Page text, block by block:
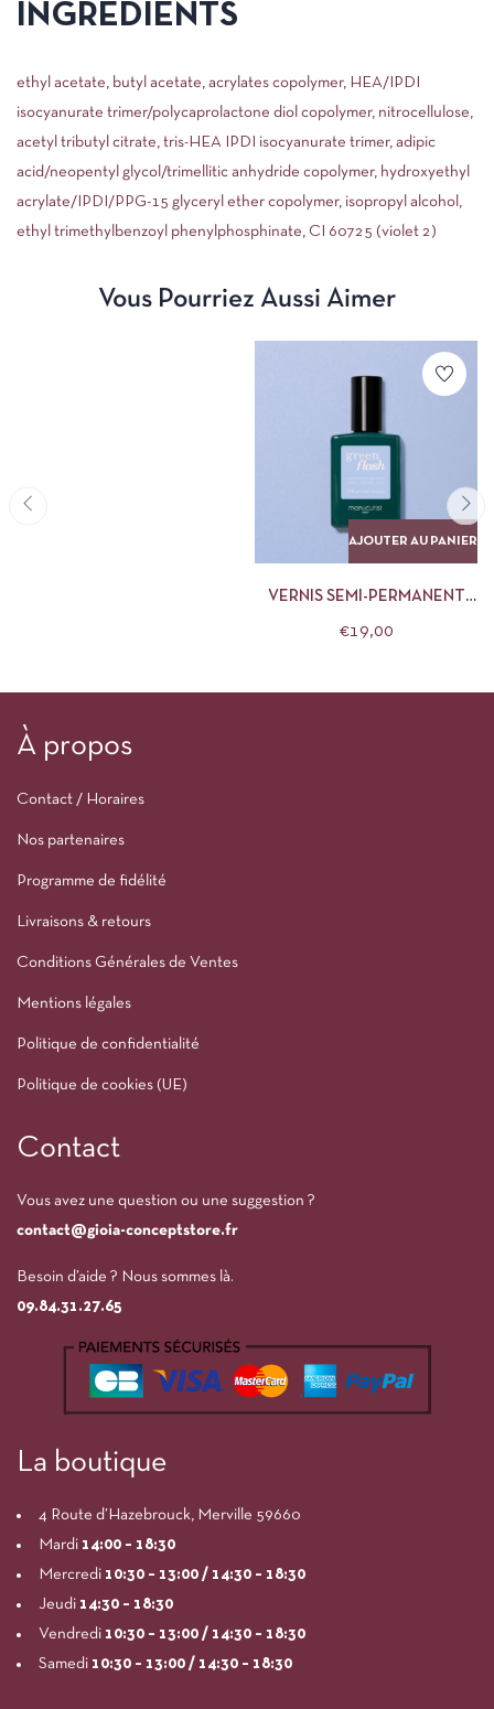
INGRÉDIENTS
ethyl acetate, butyl acetate, acrylates copolymer, HEA/IPDI
isocyanurate trimer/polycaprolactone diol copolymer, nitrocellulose,
acetyl tributyl citrate, tris-HEA IPDI isocyanurate trimer, adipic
acid/neopentyl glycol/trimellitic anhydride copolymer, hydroxyethyl
acrylate/IPDI/PPG-15 glyceryl ether copolymer, isopropyl alcohol,
ethyl trimethylbenzoyl phenylphosphinate, CI 60725 (violet 2)
Vous Pourriez Aussi Aimer
AJOUTER AU PANIER
VERNIS SEMI-PERMANENT
€19,00
À propos
Contact / Horaires
Nos partenaires
Programme de fidélité
Livraisons & retours
Conditions Générales de Ventes
Mentions légales
Politique de confidentialité
Politique de cookies (UE)
Contact
Vous avez une question ou une suggestion ?
contact@gioia-conceptstore.fr
Besoin d’aide ? Nous sommes là.
09.84.31.27.65
La boutique
4 Route d’Hazebrouck, Merville 59660
Mardi 14:00 – 18:30
Mercredi 10:30 – 13:00 / 14:30 – 18:30
Jeudi 14:30 – 18:30
Vendredi 10:30 – 13:00 / 14:30 – 18:30
Samedi 10:30 – 13:00 / 14:30 – 18:30